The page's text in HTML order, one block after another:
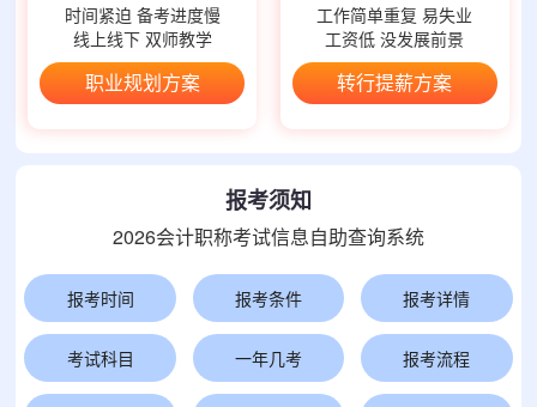
时间紧迫 备考进度慢
线上线下 双师教学
职业规划方案
工作简单重复 易失业
工资低 没发展前景
转行提薪方案
报考须知
2026会计职称考试信息自助查询系统
报考时间 报考条件 报考详情
考试科目 一年几考 报考流程